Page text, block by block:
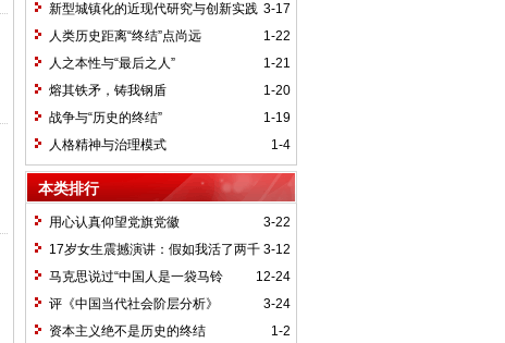
3-17
新型城镇化的近现代研究与创新实践
1-22
人类历史距离“终结”点尚远
1-21
人之本性与“最后之人”
1-20
熔其铁矛，铸我钢盾
1-19
战争与“历史的终结”
1-4
人格精神与治理模式
本类排行
3-22
用心认真仰望党旗党徽
3-12
17岁女生震撼演讲：假如我活了两千
岁，我的祖国她是谁？
12-24
马克思说过“中国人是一袋马铃
薯”吗
3-24
评《中国当代社会阶层分析》
1-2
资本主义绝不是历史的终结